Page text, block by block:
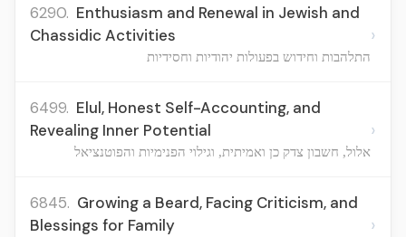
6290. Enthusiasm and Renewal in Jewish and
Chassidic Activities
התלהבות וחידוש בפעולות יהודיות וחסידיות
›
6499. Elul, Honest Self-Accounting, and
Revealing Inner Potential
אלול, חשבון צדק כן ואמיתית, וגילוי הפנימיות והפוטנציאל
›
6845. Growing a Beard, Facing Criticism, and
Blessings for Family
›